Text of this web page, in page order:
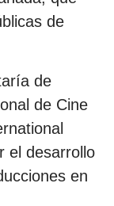
de
de
de Cine
el desarrollo
en